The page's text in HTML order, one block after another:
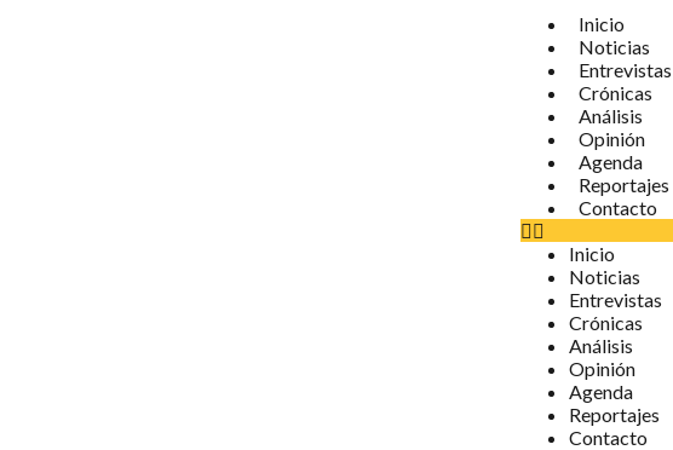
Inicio
Noticias
Entrevistas
Crónicas
Análisis
Opinión
Agenda
Reportajes
Contacto
Inicio
Noticias
Entrevistas
Crónicas
Análisis
Opinión
Agenda
Reportajes
Contacto